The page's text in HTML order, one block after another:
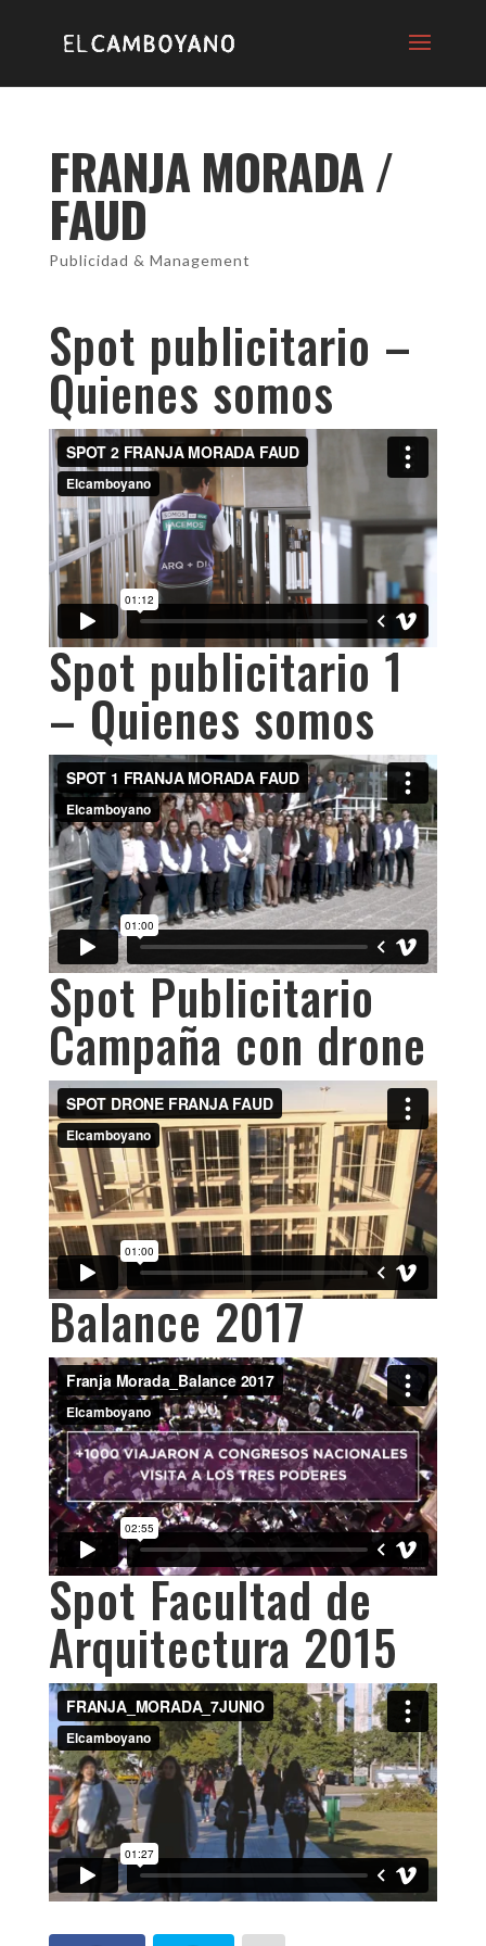
FRANJA MORADA /
FAUD
Publicidad & Management
Spot publicitario –
Quienes somos
Spot publicitario 1
– Quienes somos
Spot Publicitario
Campaña con drone
Balance 2017
Spot Facultad de
Arquitectura 2015